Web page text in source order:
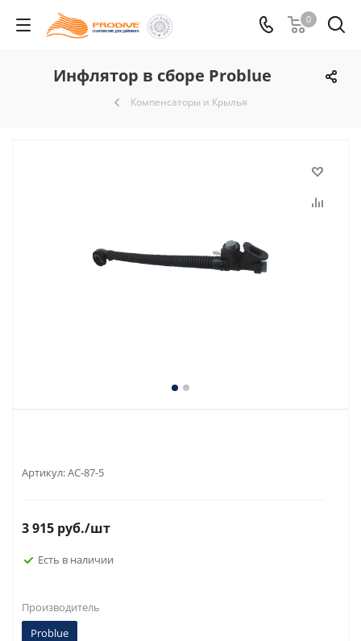
0
Инфлятор в сборе Problue
Компенсаторы и Крылья
Артикул:AC-87-5
3 915 руб./шт
Есть в наличии
Производитель
Problue